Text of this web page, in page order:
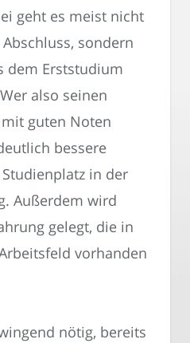
geht es meist nicht
sondern
dem Erststudium
also seinen
guten Noten
bessere
in der
Außerdem wird
gelegt, die in
vorhanden
nötig, bereits